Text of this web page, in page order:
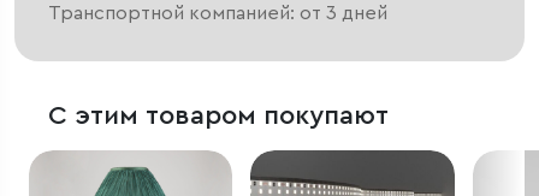
Транспортной компанией: от 3 дней
С этим товаром покупают